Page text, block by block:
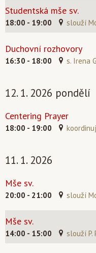
Studentská mše sv.
18:00 - 19:00 slouží
Duchovní rozhovory
16:30 - 18:00 s. Irena
12. 1. 2026 pondělí
Centering Prayer
18:00 - 19:00
11. 1. 2026
Mše sv.
20:00 - 21:00 slouží
Mše sv.
14:00 - 15:00 slouží P.